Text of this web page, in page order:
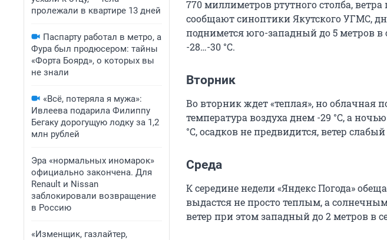
пролежали в квартире 13 дней
Паспарту работал в метро, а
Фура был продюсером: тайны
«Форта Боярд», о которых вы
не знали
«Всё, потеряла я мужа»:
Ивлеева подарила Филиппу
Бегаку дорогущую лодку за 1,2
млн рублей
Эра «нормальных иномарок»
официально закончена. Для
Renault и Nissan
заблокировали возвращение
в Россию
«Изменщик, газлайтер,
770 миллиметров ртутного столба,
сообщают синоптики Якутского УГМС,
поднимется юго-западный до 5 метров в
-28…-30 °С.
Вторник
Во вторник ждет «теплая», но облачная
температура воздуха днем -29 °C, а
°C, осадков не предвидится, ветер
Среда
К середине недели «Яндекс Погода»
выдастся не просто теплым, а
ветер при этом западный до 2 метров в